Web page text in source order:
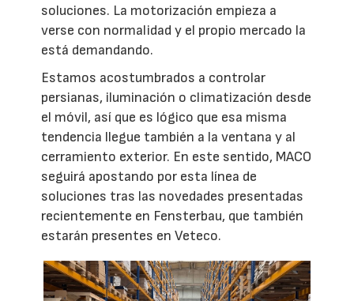
soluciones. La motorización empieza a
verse con normalidad y el propio mercado la
está demandando.
Estamos acostumbrados a controlar
persianas, iluminación o climatización desde
el móvil, así que es lógico que esa misma
tendencia llegue también a la ventana y al
cerramiento exterior. En este sentido, MACO
seguirá apostando por esta línea de
soluciones tras las novedades presentadas
recientemente en Fensterbau, que también
estarán presentes en Veteco.